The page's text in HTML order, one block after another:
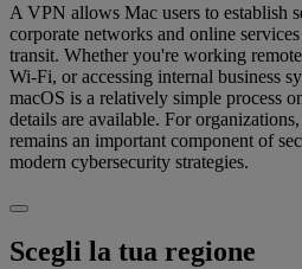
A VPN allows Mac users to establish
corporate networks and online
transit. Whether you're working
Wi-Fi, or accessing internal business
macOS is a relatively simple process
details are available. For
remains an important component of
modern cybersecurity strategies.
Scegli la tua regione